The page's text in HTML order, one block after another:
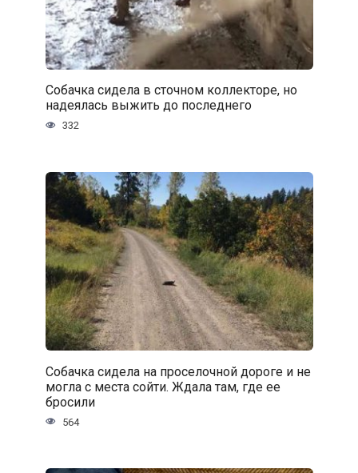
Собачка сидела в сточном коллекторе, но
надеялась выжить до последнего
332
Собачка сидела на проселочной дороге и не
могла с места сойти. Ждала там, где ее
бросили
564